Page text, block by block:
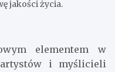
jakości życia.
elementem w
i myślicieli